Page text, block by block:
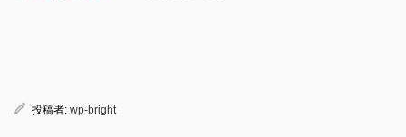
投稿者: wp-bright